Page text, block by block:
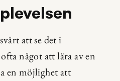
att se det i
något att lära av en
en möjlighet att